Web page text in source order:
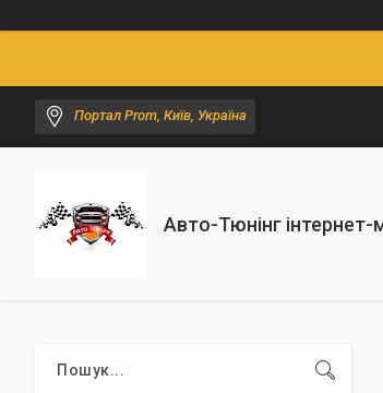
Портал Prom, Київ, Україна
Авто-Тюнінг інтернет-